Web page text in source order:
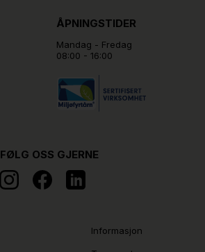
ÅPNINGSTIDER
Mandag - Fredag
08:00 - 16:00
Informasjon
FØLG OSS GJERNE